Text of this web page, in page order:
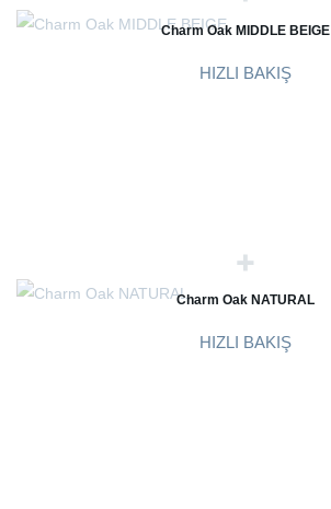
Charm Oak MIDDLE BEIGE
HIZLI BAKIŞ
Charm Oak NATURAL
HIZLI BAKIŞ